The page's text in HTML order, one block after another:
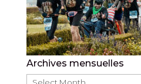
Archives mensuelles
Archives